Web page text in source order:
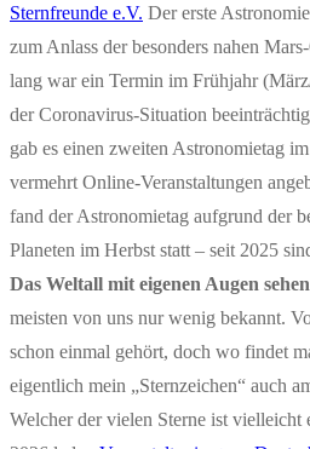
Sternfreunde e.V. Der erste
zum Anlass der besonders nahen
lang war ein Termin im Frühjahr
der Coronavirus-Situation
gab es einen zweiten Astronomietag
vermehrt Online-Veranstaltungen
fand der Astronomietag aufgrund der
Planeten im Herbst statt – seit 2025
Das Weltall mit eigenen Augen sehen
meisten von uns nur wenig bekannt.
schon einmal gehört, doch wo findet
eigentlich mein „Sternzeichen“ auch
Welcher der vielen Sterne ist vielleicht